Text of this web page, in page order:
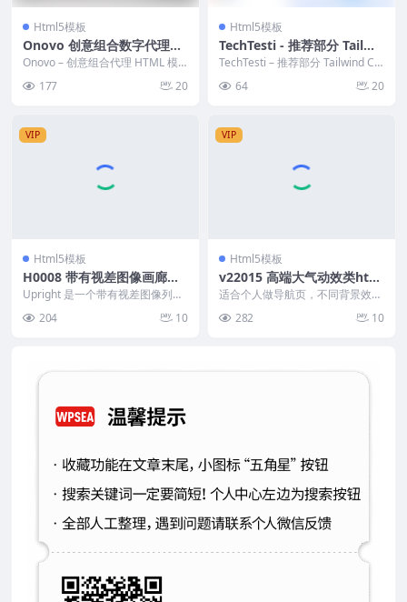
Html5模板
Onovo 创意组合数字代理创
意网页设计HTML模板
Onovo – 创意组合代理 HTML 模
页设计代...
177 20
Html5模板
TechTesti - 推荐部分 Tailwi
nd CSS 3 HTML 模板
TechTesti – 推荐部分 Tailwind CS
64 20
VIP
Html5模板
H0008 带有视差图像画廊全
角 HTML 模板
Upright 是一个带有视差图像列的
全角 HTML 模板。这种单页布局
有一个带...
204 10
VIP
Html5模板
v22015 高端大气动效类htm
l个人导航页
适合个人做导航页，不同背景效果
呈现不同感觉 根据自己喜好替换
（如：游戏、自然、科...
282 10